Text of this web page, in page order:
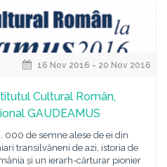
16 Nov 2016 - 20 Nov 2016
Cultural Român,
GAUDEAMUS
000 de semne alese de ei din
transilvăneni de azi, istoria de
și un ierarh-cărturar pionier